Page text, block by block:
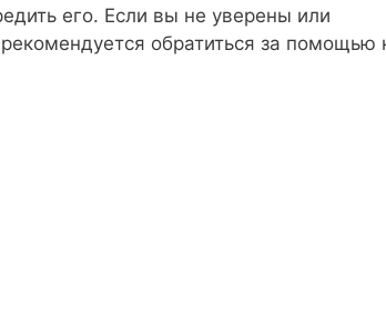
его. Если вы не уверены или
обратиться за помощью